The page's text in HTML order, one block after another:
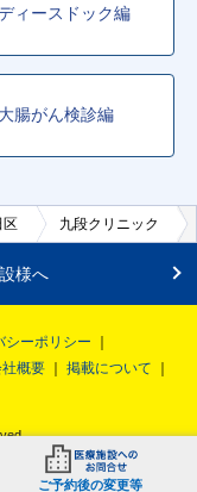
ィースドック編
大腸がん検診編
区 九段クリニック
様へ
シーポリシー
概要
掲載について
ご予約後の変更等